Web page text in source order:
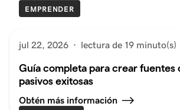
EMPRENDER
jul 22, 2026 · lectura de 19 minuto(s)
Guía completa para crear fuentes
pasivos exitosas
Obtén más información